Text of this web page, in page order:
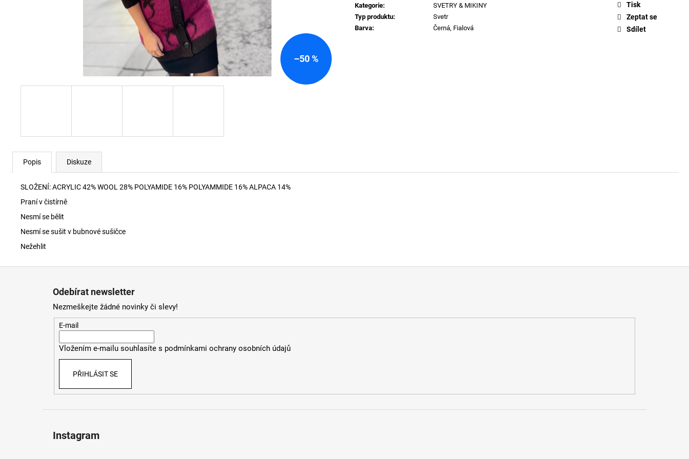
cena:
Kategorie:
SVETRY & MIKINY
Typ produktu:
Svetr
Barva: Černá, Fialová
Tisk
Zeptat se
Sdílet
–50 %
Popis Diskuze
SLOŽENÍ:ACRYLIC 42% WOOL 28% POLYAMIDE 16% POLYAMMIDE 16% ALPACA 14%
Praní v čistírně
Nesmí se bělit
Nesmí se sušit v bubnové sušičce
Nežehlit
RYAN-D-CORE-3PACK TRENKY E7672
60920 LEHKÝ SVERT 6051
3 000 Kč
MADRID BIG BUCKLE EVA - FONDANT
Odebírat newsletter
Nezmeškejte žádné novinky či slevy!
E-mail
Vložením e-mailu souhlasíte s podmínkami ochrany osobních údajů
PŘIHLÁSIT SE
Instagram